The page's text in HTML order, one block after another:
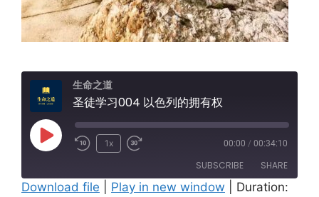
生命之道
圣徒学习004 以色列的拥有权
Play
1x 00:00 / 00:34:10
SUBSCRIBE SHARE
Download file Play in new window
Duration: